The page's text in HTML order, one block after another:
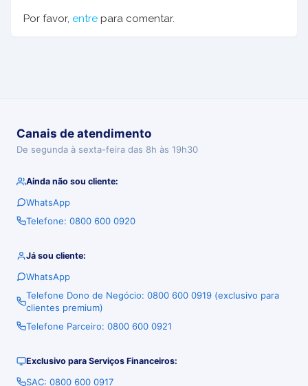
Por favor, entre para comentar.
Canais de atendimento
De segunda à sexta-feira das 8h às 19h30
Ainda não sou cliente:
WhatsApp
Telefone: 0800 600 0920
Já sou cliente:
WhatsApp
Telefone Dono de Negócio: 0800 600 0919 (exclusivo para
clientes premium)
Telefone Parceiro: 0800 600 0921
Exclusivo para Serviços Financeiros:
SAC: 0800 600 0917